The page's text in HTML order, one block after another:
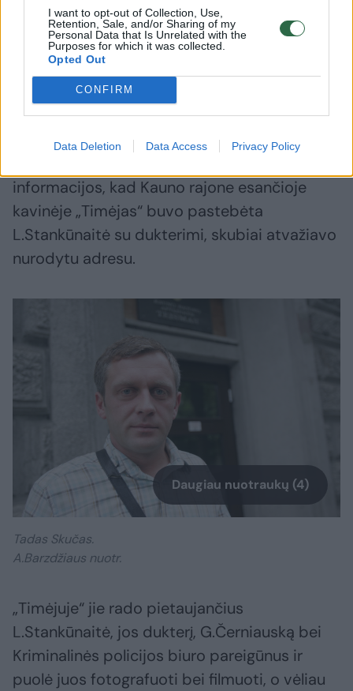
I want to opt-out of Collection, Use,
Retention, Sale, and/or Sharing of my
Personal Data that Is Unrelated with the
Purposes for which it was collected.
Opted Out
CONFIRM
Data Deletion Data Access Privacy Policy
iš viso nėra.
Antrajame epizode T.Skučas dalyvavo
asmeniškai.
Tų pačių metų birželio 6 dieną jis su
informacijos, kad Kauno rajone esančioje
kavinėje „Timėjas“ buvo pastebėta
L.Stankūnaitė su dukterimi, skubiai atvažiavo
nurodytu adresu.
Daugiau nuotraukų (4)
Tadas Skučas.
A.Barzdžiaus nuotr.
„Timėjuje“ jie rado pietaujančius
L.Stankūnaitė, jos dukterį, G.Černiauską bei
Kriminalinės policijos biuro pareigūnus ir
puolė juos fotografuoti bei filmuoti, o vėliau